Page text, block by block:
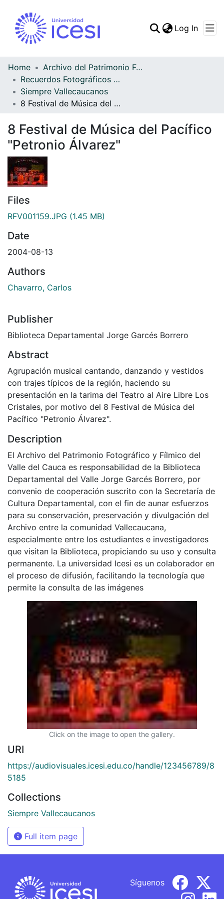
Log In
Home
Archivo del Patrimonio Fotográfico y Fílmico del Valle del Cauca
Recuerdos Fotográficos Vallecaucanos
Siempre Vallecaucanos
8 Festival de Música del Pacífico "Petronio Álvarez"
8 Festival de Música del Pacífico
"Petronio Álvarez"
Files
RFV001159.JPG (1.45 MB)
Date
2004-08-13
Authors
Chavarro, Carlos
Publisher
Biblioteca Departamental Jorge Garcés Borrero
Abstract
Agrupación musical cantando, danzando y vestidos
con trajes típicos de la región, haciendo su
presentación en la tarima del Teatro al Aire Libre Los
Cristales, por motivo del 8 Festival de Música del
Pacífico "Petronio Álvarez".
Description
El Archivo del Patrimonio Fotográfico y Fílmico del
Valle del Cauca es responsabilidad de la Biblioteca
Departamental del Valle Jorge Garcés Borrero, por
convenio de cooperación suscrito con la Secretaría de
Cultura Departamental, con el fin de aunar esfuerzos
para su conservación, preservación y divulgación del
Archivo entre la comunidad Vallecaucana,
especialmente entre los estudiantes e investigadores
que visitan la Biblioteca, propiciando su uso y consulta
permanente. La universidad Icesi es un colaborador en
el proceso de difusión, facilitando la tecnología que
permite la consulta de las imágenes
Click on the image to open the gallery.
URI
https://audiovisuales.icesi.edu.co/handle/123456789/8
5185
Collections
Siempre Vallecaucanos
Full item page
Síguenos